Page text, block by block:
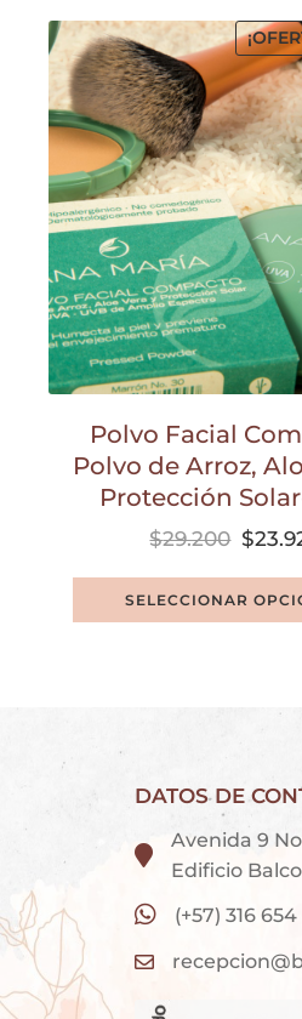
Polvo Facial
Polvo de Arroz,
Protección
$29.200 $
SELECCIONAR
DATOS DE
Avenida 9
Edificio
(+57) 316